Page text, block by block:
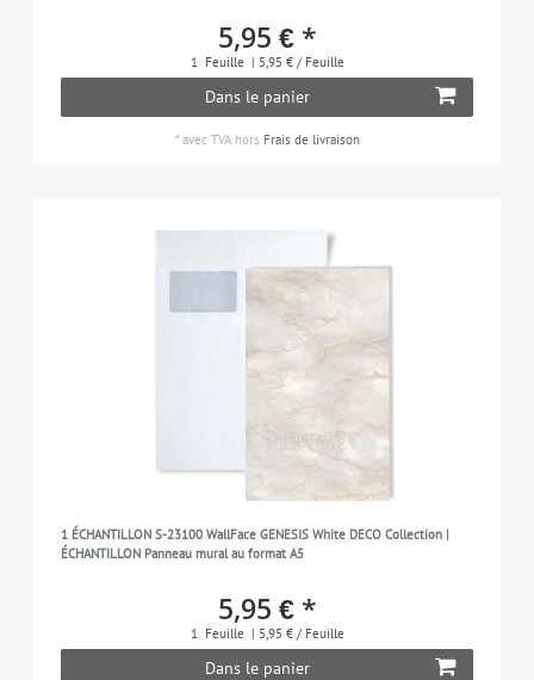
5,95 € *
1 Feuille | 5,95 € / Feuille
Dans le panier
*avec TVAhors Frais de livraison
1 ÉCHANTILLON S-23100 WallFace GENESIS White DECO Collection |
ÉCHANTILLON Panneau mural au format A5
5,95 € *
1 Feuille | 5,95 € / Feuille
Dans le panier